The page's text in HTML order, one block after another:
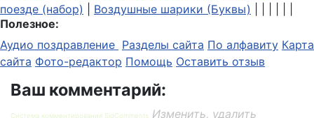
поезде (набор)
Воздушные шарики (Буквы)
Полезное:
Аудио поздравление Разделы сайта По алфавиту Карта
сайта Фото-редактор Помощь Оставить отзыв
Ваш комментарий:
Система комментирования SigComments Изменить, удалить